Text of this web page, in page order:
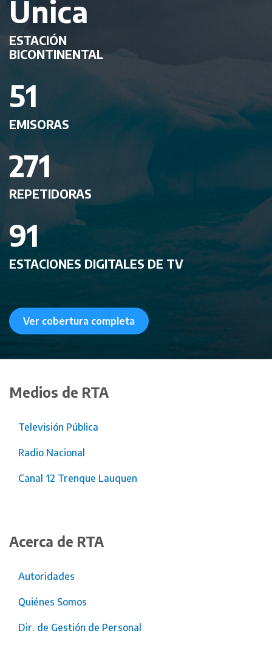
Única
ESTACIÓN
BICONTINENTAL
51
EMISORAS
271
REPETIDORAS
91
ESTACIONES DIGITALES DE TV
Ver cobertura completa
Medios de RTA
Televisión Pública
Radio Nacional
Canal 12 Trenque Lauquen
Acerca de RTA
Autoridades
Quiénes Somos
Dir. de Gestión de Personal